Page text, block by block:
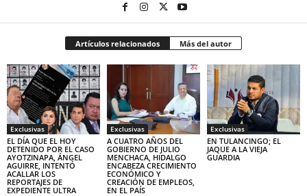
Artículos relacionados Más del autor
Exclusivas
EL DÍA QUE EL HOY
DETENIDO POR EL CASO
AYOTZINAPA, ÁNGEL
AGUIRRE, INTENTÓ
ACALLAR LOS
REPORTAJES DE
EXPEDIENTE ULTRA
Exclusivas
A CUATRO AÑOS DEL
GOBIERNO DE JULIO
MENCHACA, HIDALGO
ENCABEZA CRECIMIENTO
ECONÓMICO Y
CREACIÓN DE EMPLEOS,
EN EL PAÍS
Exclusivas
EN TULANCINGO; EL
JAQUE A LA VIEJA
GUARDIA